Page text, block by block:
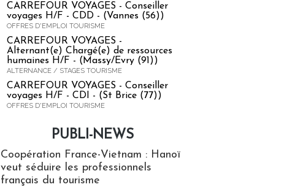
CARREFOUR VOYAGES - Conseiller
voyages H/F - CDD - (Vannes (56))
OFFRES D'EMPLOI TOURISME
CARREFOUR VOYAGES -
Alternant(e) Chargé(e) de ressources
humaines H/F - (Massy/Evry (91))
ALTERNANCE / STAGES TOURISME
CARREFOUR VOYAGES - Conseiller
voyages H/F - CDI - (St Brice (77))
OFFRES D'EMPLOI TOURISME
PUBLI-NEWS
Coopération France-Vietnam : Hanoï
veut séduire les professionnels
français du tourisme